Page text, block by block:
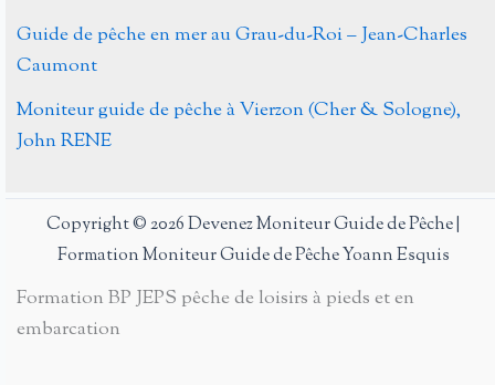
Guide de pêche en mer au Grau-du-Roi – Jean-Charles
Caumont
Moniteur guide de pêche à Vierzon (Cher & Sologne),
John RENE
Copyright © 2026 Devenez Moniteur Guide de Pêche |
Formation Moniteur Guide de Pêche Yoann Esquis
Formation BP JEPS pêche de loisirs à pieds et en
embarcation